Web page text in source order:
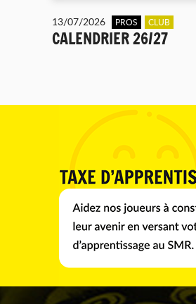
13/07/2026 PROS CLUB
CALENDRIER 26/27